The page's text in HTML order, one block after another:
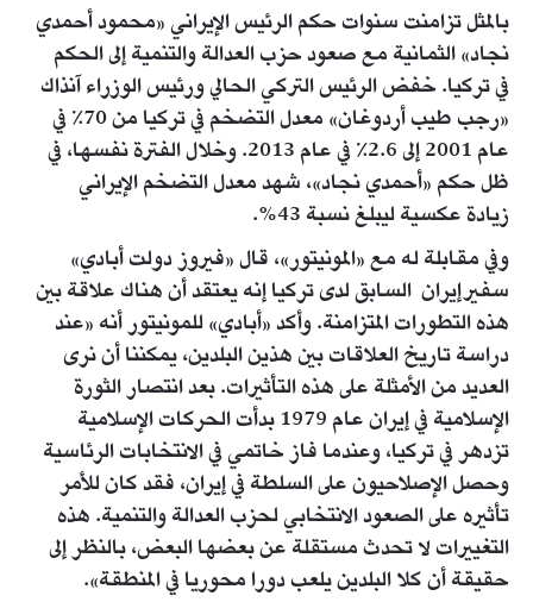
بالمثل تزامنت سنوات حكم الرئيس الإيراني «محمود أحمدي
نجاد» الثمانية مع صعود حزب العدالة والتنمية إلى الحكم
في تركيا. خفض الرئيس التركي الحالي ورئيس الوزراء آنذاك
«رجب طيب أردوغان» معدل التضخم في تركيا من 70٪ في
عام 2001 إلى 2.6٪ في عام 2013. وخلال الفترة نفسها، في
ظل حكم «أحمدي نجاد»، شهد معدل التضخم الإيراني
زيادة عكسية ليبلغ نسبة 43%.
وفي مقابلة له مع «المونيتور»، قال «فيروز دولت أبادي»
سفيرإيران السابق لدى تركيا إنه يعتقد أن هناك علاقة بين
هذه التطورات المتزامنة. وأكد «أبادي» للمونيتور أنه «عند
دراسة تاريخ العلاقات بين هذين البلدين، يمكننا أن نرى
العديد من الأمثلة على هذه التأثيرات. بعد انتصار الثورة
الإسلامية في إيران عام 1979 بدأت الحركات الإسلامية
تزدهر في تركيا، وعندما فاز خاتمي في الانتخابات الرئاسية
وحصل الإصلاحيون على السلطة في إيران، فقد كان للأمر
تأثيره على الصعود الانتخابي لحزب العدالة والتنمية. هذه
التغييرات لا تحدث مستقلة عن بعضها البعض، بالنظر إلى
حقيقة أن كلا البلدين يلعب دورا محوريا في المنطقة».